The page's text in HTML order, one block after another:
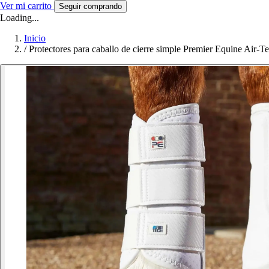
Ver mi carrito Seguir comprando
Loading...
Inicio
/ Protectores para caballo de cierre simple Premier Equine Air-